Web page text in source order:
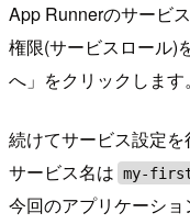
App Runnerのサービ
権限(サービスロール)
へ」をクリックします。
続けてサービス設定を
サービス名は my-
今回のアプリケーシ